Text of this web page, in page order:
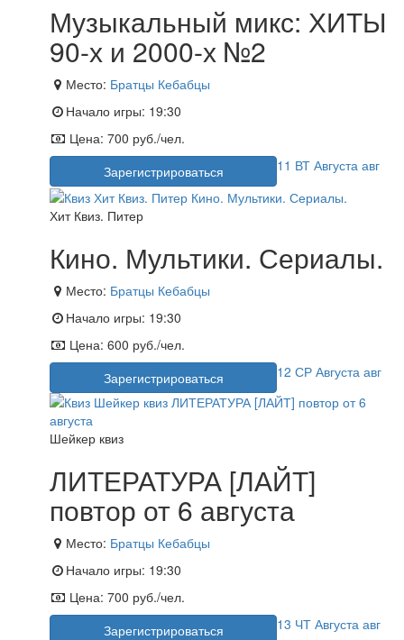
Музыкальный микс: ХИТЫ
90-х и 2000-х №2
Место: Братцы Кебабцы
Начало игры: 19:30
Цена: 700 руб./чел.
Зарегистрироваться
11 ВТ Августа авг
Хит Квиз. Питер
Кино. Мультики. Сериалы.
Место: Братцы Кебабцы
Начало игры: 19:30
Цена: 600 руб./чел.
Зарегистрироваться
12 СР Августа авг
Шейкер квиз
ЛИТЕРАТУРА [ЛАЙТ]
повтор от 6 августа
Место: Братцы Кебабцы
Начало игры: 19:30
Цена: 700 руб./чел.
Зарегистрироваться
13 ЧТ Августа авг